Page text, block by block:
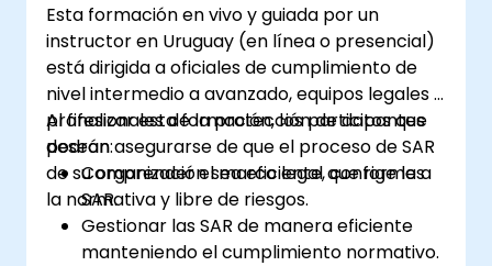
Esta formación en vivo y guiada por un
instructor en Uruguay (en línea o presencial)
está dirigida a oficiales de cumplimiento de
nivel intermedio a avanzado, equipos legales y
profesionales de la protección de datos que
desean asegurarse de que el proceso de SAR
de su organización sea eficiente, conforme a
la normativa y libre de riesgos.
Al finalizar esta formación, los participantes
podrán:
Comprender el marco legal que rige las
SAR.
Gestionar las SAR de manera eficiente
manteniendo el cumplimiento normativo.